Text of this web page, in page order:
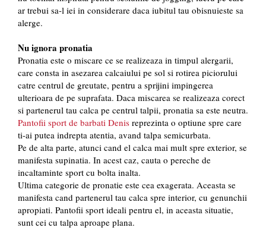
ar trebui sa-l iei in considerare daca iubitul tau obisnuieste sa
alerge.
Nu ignora pronatia
Pronatia este o miscare ce se realizeaza in timpul alergarii,
care consta in asezarea calcaiului pe sol si rotirea piciorului
catre centrul de greutate, pentru a sprijini impingerea
ulterioara de pe suprafata. Daca miscarea se realizeaza corect
si partenerul tau calca pe centrul talpii, pronatia sa este neutra.
Pantofii sport de barbati Denis reprezinta o optiune spre care
ti-ai putea indrepta atentia, avand talpa semicurbata.
Pe de alta parte, atunci cand el calca mai mult spre exterior, se
manifesta supinatia. In acest caz, cauta o pereche de
incaltaminte sport cu bolta inalta.
Ultima categorie de pronatie este cea exagerata. Aceasta se
manifesta cand partenerul tau calca spre interior, cu genunchii
apropiati. Pantofii sport ideali pentru el, in aceasta situatie,
sunt cei cu talpa aproape plana.